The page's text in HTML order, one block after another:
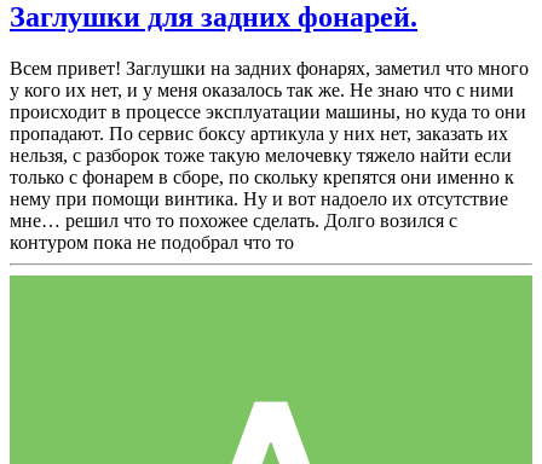
Заглушки для задних фонарей.
Всем привет! Заглушки на задних фонарях, заметил что много
у кого их нет, и у меня оказалось так же. Не знаю что с ними
происходит в процессе эксплуатации машины, но куда то они
пропадают. По сервис боксу артикула у них нет, заказать их
нельзя, с разборок тоже такую мелочевку тяжело найти если
только с фонарем в сборе, по скольку крепятся они именно к
нему при помощи винтика. Ну и вот надоело их отсутствие
мне… решил что то похожее сделать. Долго возился с
контуром пока не подобрал что то